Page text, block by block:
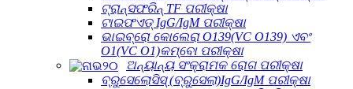
ଟ୍ରାନ୍ସଫରିନ୍ TF ପରୀକ୍ଷା
ଟାଇଫଏଡ୍ IgG/IgM ପରୀକ୍ଷା
ଭାଇବ୍ରୋ କୋଲେରା O139(VC O139) ଏବଂ
O1(VC O1)କମ୍ବୋ ପରୀକ୍ଷା
ଅନ୍ୟାନ୍ୟ ସଂକ୍ରାମକ ରୋଗ ପରୀକ୍ଷା
ବ୍ରୁସେଲୋସିସ୍ (ବ୍ରୁସେଲା)IgG/IgM ପରୀକ୍ଷା